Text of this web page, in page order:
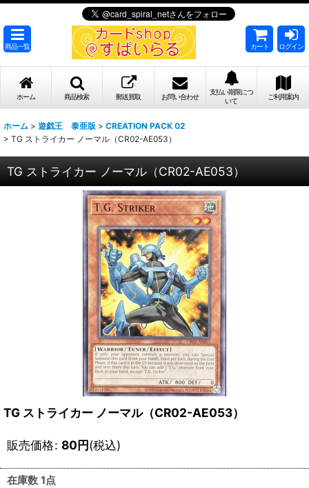
商品一覧 カート ログイン
ホーム 商品検索 郵送買取 お問い合わせ
支払い期限につ
いて
ご利用案内
ホーム > 遊戯王 泰亜版 > CREATION PACK 02
> TG ストライカー ノーマル（CR02-AE053）
TG ストライカー ノーマル（CR02-AE053）
TG ストライカー ノーマル（CR02-AE053）
販売価格: 80円(税込)
在庫数 1点